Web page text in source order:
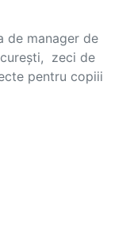
de manager de
zeci de
pentru copiii